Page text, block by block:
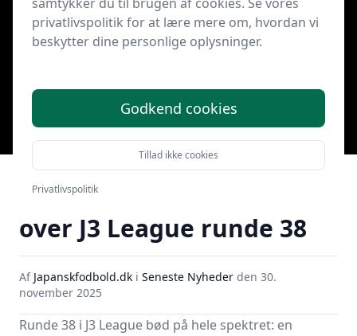
Hattrick, røde kort og
store udesejre: Overblik
over J3 League runde 38
Af Japanskfodbold.dk i Seneste Nyheder den 30.
november 2025
Runde 38 i J3 League bød på hele spektret: en
privatlivspolitik for at lære mere om, hvordan vi
beskytter dine personlige oplysninger.
Godkend cookies
Tillad ikke cookies
Privatlivspolitik